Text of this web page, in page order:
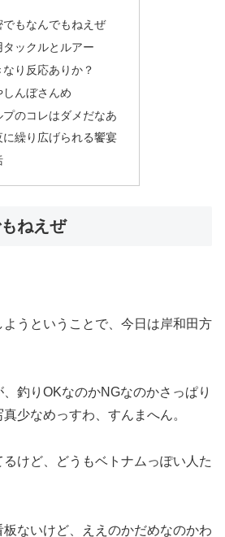
でもなんでもねえぜ
タックルとルアー
なり反応ありか？
しんぼさんめ
プのコレはダメだなあ
に繰り広げられる饗宴
ねえぜ
うということで、今日は岸和田方
釣りOKなのかNGなのかさっぱり
少なめっすわ、すんまへん。
けど、どうもベトナムっぽい人た
ないけど、ええのかだめなのかわ